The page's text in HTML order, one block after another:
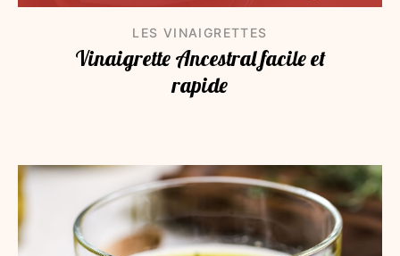
LES VINAIGRETTES
Vinaigrette Ancestral facile et
rapide